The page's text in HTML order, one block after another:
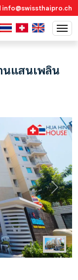
info@swissthaipro.ch
นแสนเพลิน
Next